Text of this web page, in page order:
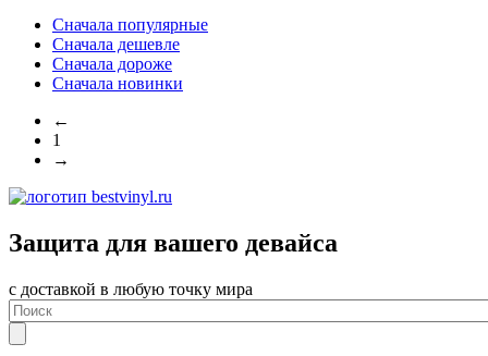
Сначала популярные
Сначала дешевле
Сначала дороже
Сначала новинки
←
1
→
Защита для вашего девайса
с доставкой в любую точку мира